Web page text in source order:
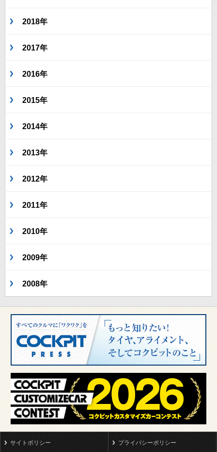
2018年
2017年
2016年
2015年
2014年
2013年
2012年
2011年
2010年
2009年
2008年
サイトポリシー プライバシーポリシー